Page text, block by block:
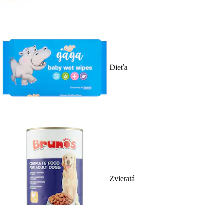
Dieťa
Zvieratá